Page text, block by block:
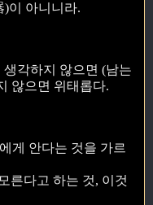
)이 아니니라.
각하지 않으면 (남는
않으면 위태롭다.
게 안다는 것을 가르
른다고 하는 것, 이것